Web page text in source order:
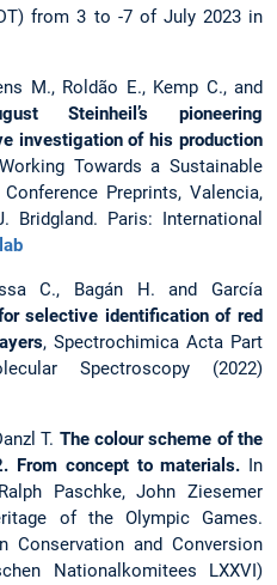
from 3 to -7 of July 2023 in
M., Roldão E., Kemp C., and
Steinheil’s pioneering
investigation of his production
Towards a Sustainable
Preprints, Valencia,
Bridgland. Paris: International
C., Bagán H. and García
selective identification of red
, Spectrochimica Acta Part
Spectroscopy (2022)
T. The colour scheme of the
From concept to materials. In
Paschke, John Ziesemer
of the Olympic Games.
Conservation and Conversion
Nationalkomitees LXXVI)